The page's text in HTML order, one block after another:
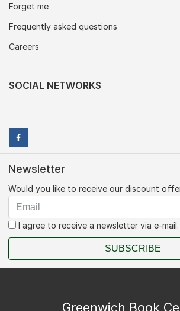
Forget me
Frequently asked questions
Careers
SOCIAL NETWORKS
Newsletter
Would you like to receive our discount
I agree to receive a newsletter via e-mail.
SUBSCRIBE
Greenwich Book